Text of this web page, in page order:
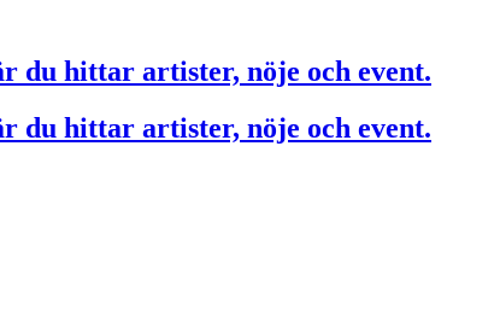
du hittar artister, nöje och event.
du hittar artister, nöje och event.